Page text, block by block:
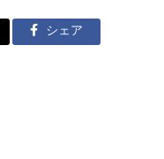
シェア